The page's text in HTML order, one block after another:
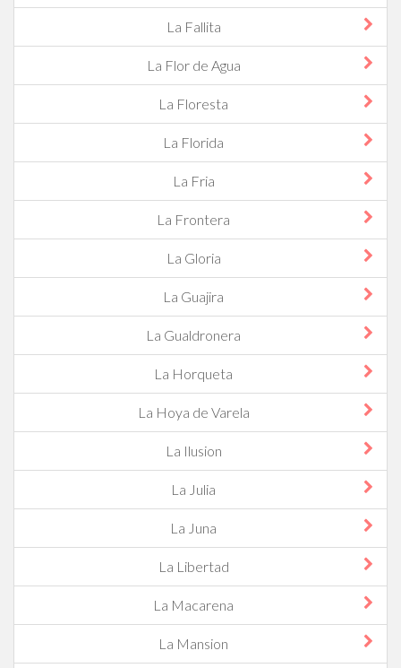
La Fallita
La Flor de Agua
La Floresta
La Florida
La Fria
La Frontera
La Gloria
La Guajira
La Gualdronera
La Horqueta
La Hoya de Varela
La Ilusion
La Julia
La Juna
La Libertad
La Macarena
La Mansion